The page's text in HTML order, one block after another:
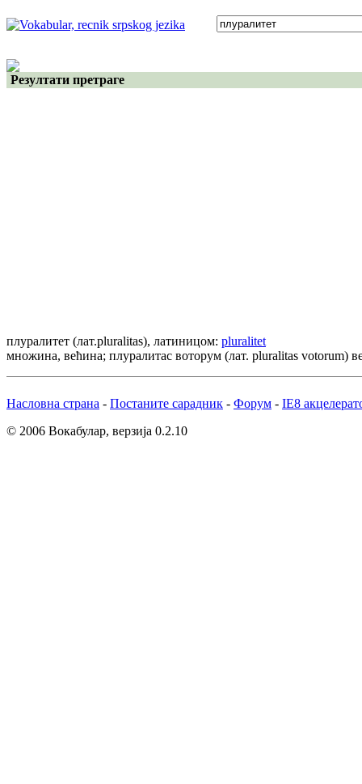
Резултати претраге
плуралитет (лат.pluralitas), латиницом: pluralitet
множина, већина; плуралитас воторум (лат. pluralitas votorum)
Насловна страна - Постаните сарадник - Форум - IE8
© 2006 Вокабулар, верзија 0.2.10